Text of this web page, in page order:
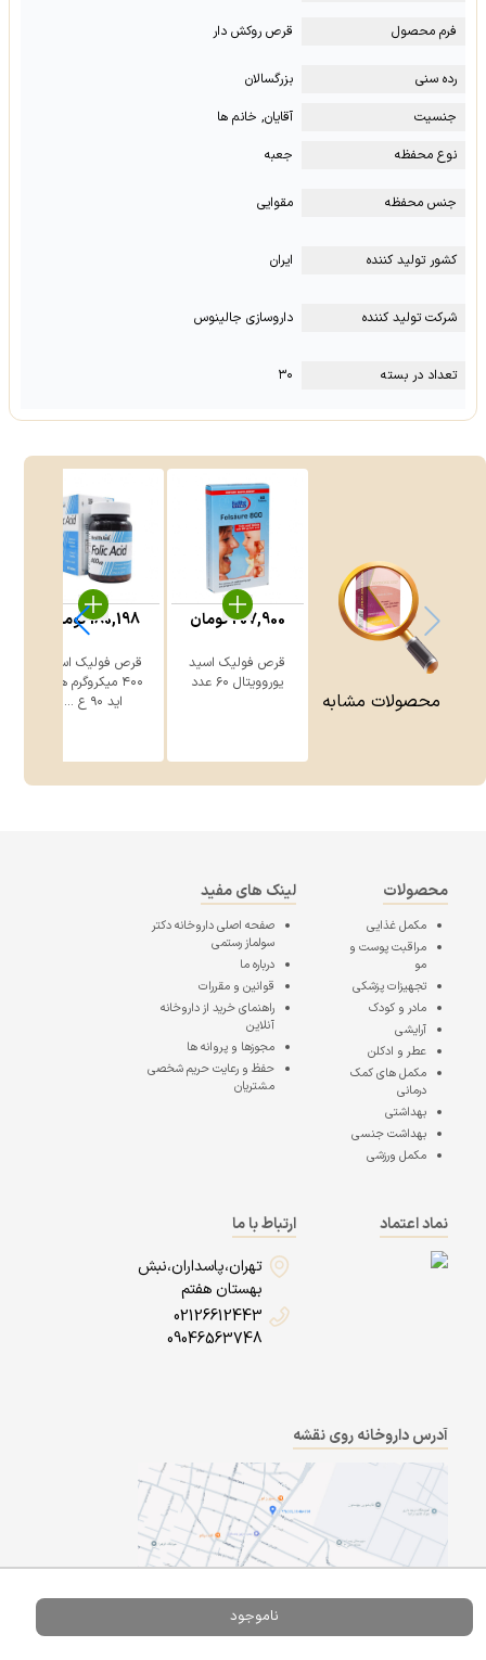
فرم محصول قرص روکش دار
رده سنی
بزرگسالان
جنسیت
آقایان, خانم ها
نوع محفظه
جعبه
جنس محفظه مقوایی
کشور تولید کننده ایران
شرکت تولید کننده داروسازی جالینوس
تعداد در بسته ۳۰
محصولات مشابه
قرص فولیک اسید
یوروویتال ۶۰ عدد
207,900تومان
قرص فولیک اسید
۴۰۰ میکروگرم هلث
اید ۹۰ ع ...
180,198تومان
ناموجود
محصولات
مکمل غذایی
مراقبت پوست و
مو
تجهیزات پزشکی
مادر و کودک
آرایشی
عطر و ادکلن
مکمل های کمک
درمانی
بهداشتی
بهداشت جنسی
مکمل ورزشی
لینک های مفید
صفحه اصلیداروخانه دکتر
سولماز رستمی
درباره ما
قوانین و مقررات
راهنمای خرید از داروخانه
آنلاین
مجوزها و پروانه ها
حفظ و رعایت حریم شخصی
مشتریان
نماد اعتماد
ارتباط با ما
تهران،پاسداران،نبش
بهستان هفتم
02126612443
09046563748
آدرس داروخانه روی نقشه
A Pluss
Powered By